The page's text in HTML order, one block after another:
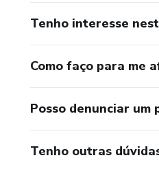
Tenho interesse
Como faço para me
Posso denunciar um
Tenho outras